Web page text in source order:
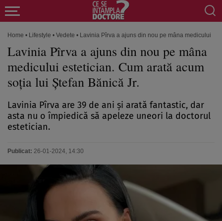
Home • Lifestyle • Vedete • Lavinia Pîrva a ajuns din nou pe mâna medicului
Lavinia Pîrva a ajuns din nou pe mâna
medicului estetician. Cum arată acum
soția lui Ștefan Bănică Jr.
Lavinia Pîrva are 39 de ani și arată fantastic, dar
asta nu o împiedică să apeleze uneori la doctorul
estetician.
Publicat: 26-01-2024, 14:30